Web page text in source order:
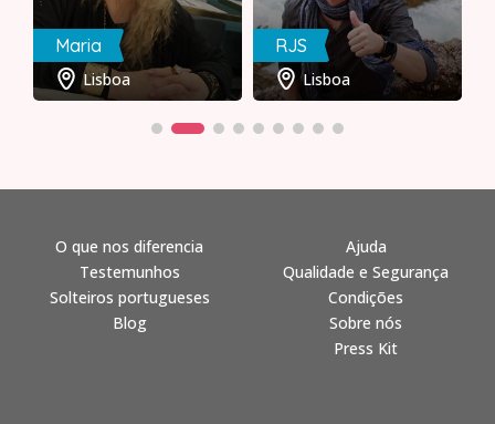
Maria
Lisboa
RJS
Lisboa
O que nos diferencia
Testemunhos
Solteiros portugueses
Blog
Ajuda
Qualidade e Segurança
Condições
Sobre nós
Press Kit